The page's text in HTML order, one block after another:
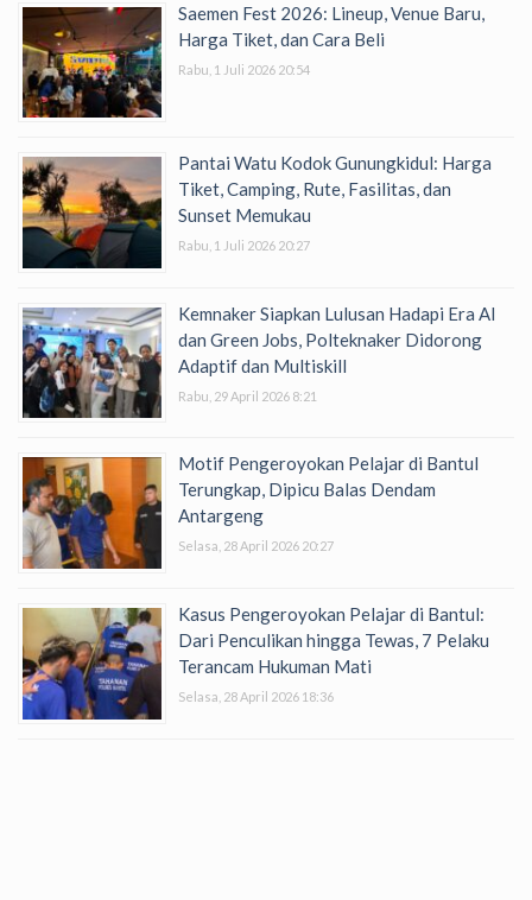
Saemen Fest 2026: Lineup, Venue Baru,
Harga Tiket, dan Cara Beli
Rabu, 1 Juli 2026 20:54
Pantai Watu Kodok Gunungkidul: Harga
Tiket, Camping, Rute, Fasilitas, dan
Sunset Memukau
Rabu, 1 Juli 2026 20:27
Kemnaker Siapkan Lulusan Hadapi Era AI
dan Green Jobs, Polteknaker Didorong
Adaptif dan Multiskill
Rabu, 29 April 2026 8:21
Motif Pengeroyokan Pelajar di Bantul
Terungkap, Dipicu Balas Dendam
Antargeng
Selasa, 28 April 2026 20:27
Kasus Pengeroyokan Pelajar di Bantul:
Dari Penculikan hingga Tewas, 7 Pelaku
Terancam Hukuman Mati
Selasa, 28 April 2026 18:36